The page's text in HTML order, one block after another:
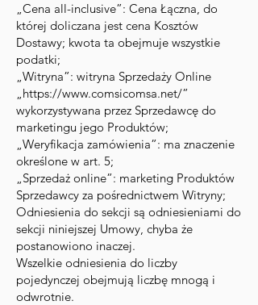
„Cena all-inclusive”: Cena Łączna, do
której doliczana jest cena Kosztów
Dostawy; kwota ta obejmuje wszystkie
podatki;
„Witryna”: witryna Sprzedaży Online
„https://www.comsicomsa.net/”
wykorzystywana przez Sprzedawcę do
marketingu jego Produktów;
„Weryfikacja zamówienia”: ma znaczenie
określone w art. 5;
„Sprzedaż online”: marketing Produktów
Sprzedawcy za pośrednictwem Witryny;
Odniesienia do sekcji są odniesieniami do
sekcji niniejszej Umowy, chyba że
postanowiono inaczej.
Wszelkie odniesienia do liczby
pojedynczej obejmują liczbę mnogą i
odwrotnie.